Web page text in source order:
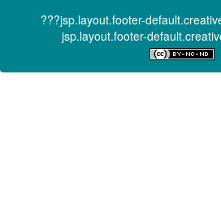
???jsp.layout.footer-
jsp.layout.footer-